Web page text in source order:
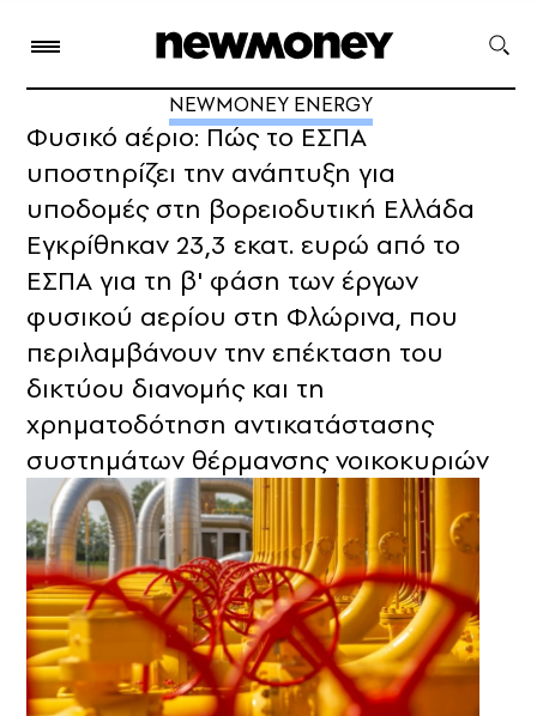
NEWMONEY ENERGY
Φυσικό αέριο: Πώς το ΕΣΠΑ
υποστηρίζει την ανάπτυξη για
υποδομές στη βορειοδυτική Ελλάδα
Εγκρίθηκαν 23,3 εκατ. ευρώ από το
ΕΣΠΑ για τη β' φάση των έργων
φυσικού αερίου στη Φλώρινα, που
περιλαμβάνουν την επέκταση του
δικτύου διανομής και τη
χρηματοδότηση αντικατάστασης
συστημάτων θέρμανσης νοικοκυριών